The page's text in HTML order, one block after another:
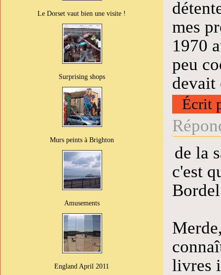
Le Dorset vaut bien une visite !
Surprising shops
Murs peints à Brighton
Amusements
England April 2011
mes
1970
peu
devait
Écrit
de la
c'est
livres